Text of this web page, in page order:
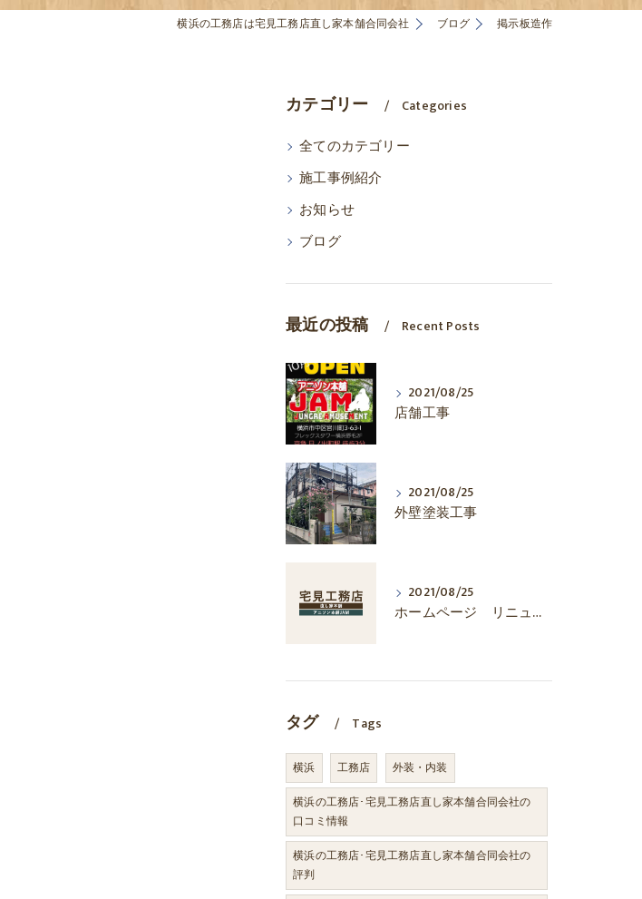
横浜の工務店は宅見工務店直し家本舗合同会社 ブログ 掲示板造作
カテゴリー Categories
全てのカテゴリー
施工事例紹介
お知らせ
ブログ
最近の投稿 Recent Posts
2021/08/25
店舗工事
2021/08/25
外壁塗装工事
2021/08/25
ホームページ リニューアル
タグ Tags
横浜 工務店
外装・内装
横浜の工務店･宅見工務店直し家本舗合同会社の
口コミ情報
横浜の工務店･宅見工務店直し家本舗合同会社の
評判